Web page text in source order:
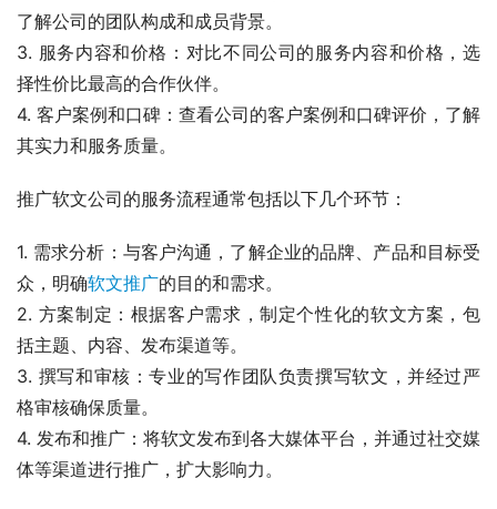
了解公司的团队构成和成员背景。
3. 服务内容和价格：对比不同公司的服务内容和价格，选
择性价比最高的合作伙伴。
4. 客户案例和口碑：查看公司的客户案例和口碑评价，了解
其实力和服务质量。
推广软文公司的服务流程通常包括以下几个环节：
1. 需求分析：与客户沟通，了解企业的品牌、产品和目标受
众，明确软文推广的目的和需求。
2. 方案制定：根据客户需求，制定个性化的软文方案，包
括主题、内容、发布渠道等。
3. 撰写和审核：专业的写作团队负责撰写软文，并经过严
格审核确保质量。
4. 发布和推广：将软文发布到各大媒体平台，并通过社交媒
体等渠道进行推广，扩大影响力。